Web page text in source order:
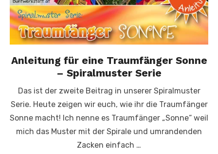
Anleitung für eine Traumfänger Sonne
– Spiralmuster Serie
Das ist der zweite Beitrag in unserer Spiralmuster
Serie. Heute zeigen wir euch, wie ihr die Traumfänger
Sonne macht! Ich nenne es Traumfänger „Sonne“ weil
mich das Muster mit der Spirale und umrandenden
Zacken einfach …